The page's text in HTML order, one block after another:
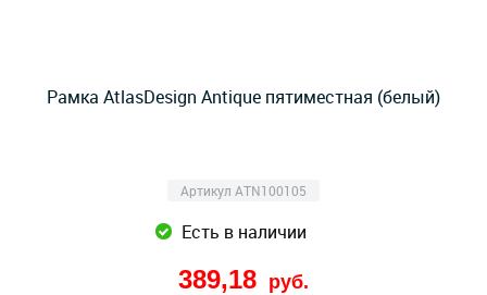
Рамка AtlasDesign Antique пятиместная (белый)
Артикул ATN100105
Есть в наличии
389,18 руб.